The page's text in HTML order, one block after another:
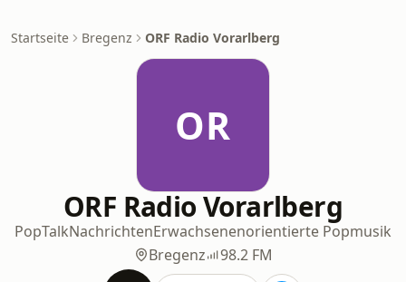
Startseite Bregenz ORF Radio Vorarlberg
OR
ORF Radio Vorarlberg
PopTalkNachrichtenErwachsenenorientierte Popmusik
Bregenz
98.2 FM